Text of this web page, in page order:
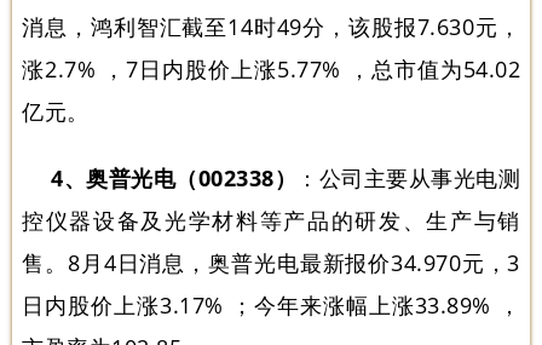
消息，鸿利智汇截至14时49分，该股报7.630元，
涨2.7% ，7日内股价上涨5.77% ，总市值为54.02
亿元。
4、奥普光电（002338）
：公司主要从事光电测
控仪器设备及光学材料等产品的研发、生产与销
售。8月4日消息，奥普光电最新报价34.970元，3
日内股价上涨3.17% ；今年来涨幅上涨33.89% ，